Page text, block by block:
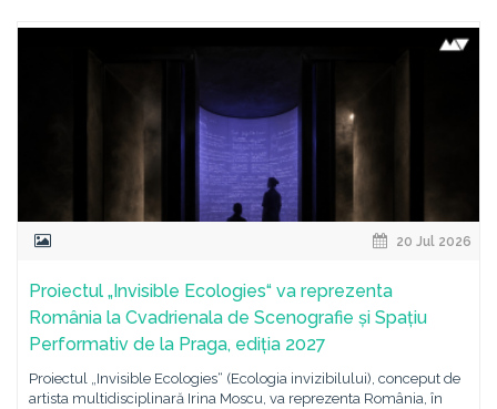
20 Jul 2026
Proiectul „Invisible Ecologies“ va reprezenta
România la Cvadrienala de Scenografie și Spațiu
Performativ de la Praga, ediția 2027
Proiectul „Invisible Ecologies“ (Ecologia invizibilului), conceput de
artista multidisciplinară Irina Moscu, va reprezenta România, în